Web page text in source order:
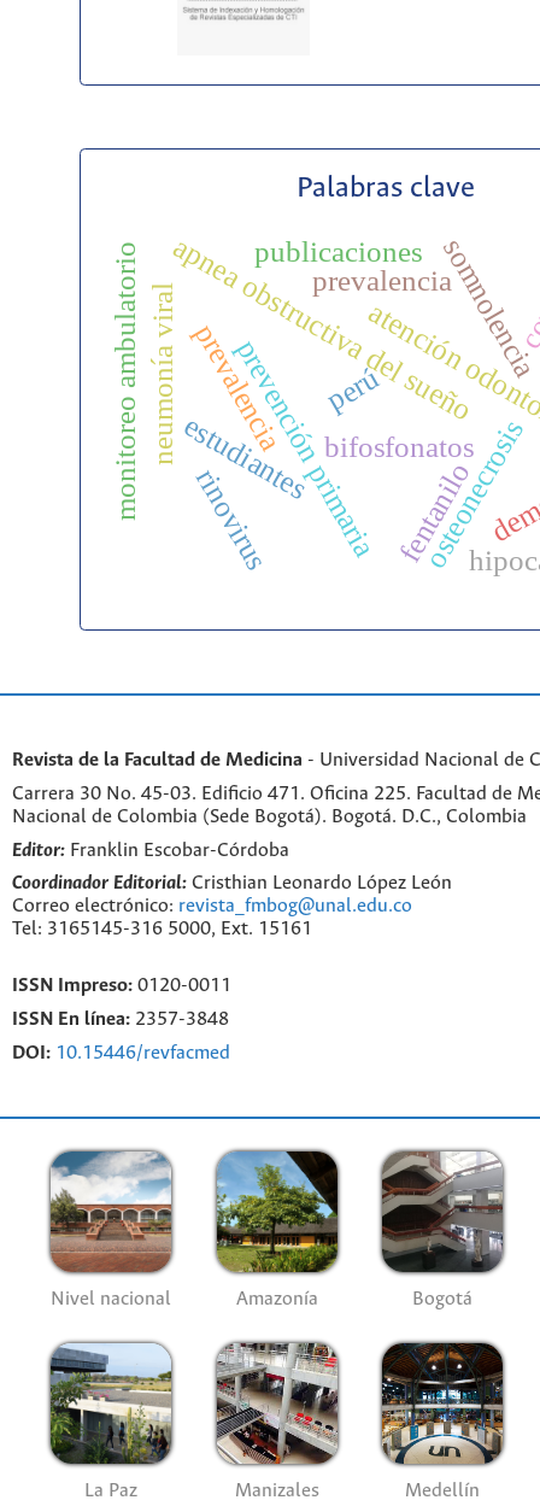
Palabras clave
bifosfonatososteonecrosis
atención
prevención primaria
apnea obstructiva del sueño
estudiantes
prevalencia
rinovirus
neumonía viral
publicaciones
monitoreo ambulatorio perú
fentanilo
prevalencia
Revista de la Facultad de Medicina - Universidad Nacional de
Carrera 30 No. 45-03. Edificio 471. Oficina 225. Facultad de
Nacional de Colombia (Sede Bogotá). Bogotá. D.C., Colombia
Editor: Franklin Escobar-Córdoba
Coordinador Editorial: Cristhian Leonardo López León
Correo electrónico: revista_fmbog@unal.edu.co
Tel: 3165145-316 5000, Ext. 15161
ISSN Impreso: 0120-0011
ISSN En línea: 2357-3848
DOI: 10.15446/revfacmed
Nivel nacional Amazonía Bogotá
La Paz Manizales Medellín